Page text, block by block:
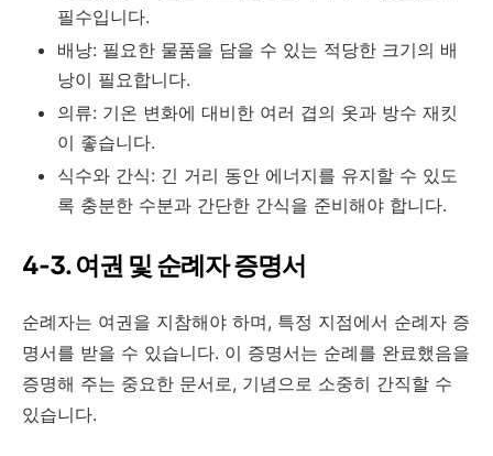
필수입니다.
배낭: 필요한 물품을 담을 수 있는 적당한 크기의 배
낭이 필요합니다.
의류: 기온 변화에 대비한 여러 겹의 옷과 방수 재킷
이 좋습니다.
식수와 간식: 긴 거리 동안 에너지를 유지할 수 있도
록 충분한 수분과 간단한 간식을 준비해야 합니다.
4-3. 여권 및 순례자 증명서
순례자는 여권을 지참해야 하며, 특정 지점에서 순례자 증
명서를 받을 수 있습니다. 이 증명서는 순례를 완료했음을
증명해 주는 중요한 문서로, 기념으로 소중히 간직할 수
있습니다.